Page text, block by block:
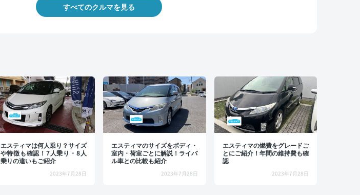
すべてのクルマを見る
エスティマは何人乗り？サイズ
や特徴も確認！7人乗り・8人
乗りの違いもご紹介
2023年7月28日
エスティマのサイズをボディ・
室内・荷室ごとに解説！ライバ
ル車との比較も紹介
2023年7月28日
エスティマの燃費をグレードご
とにご紹介！年間の維持費も確
認
2023年7月28日